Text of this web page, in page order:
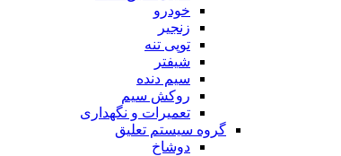
خودرو
زنجیر
توپی تنه
شیفتر
سیم دنده
روکش سیم
تعمیرات و نگهداری
گروه سیستم تعلیق
دوشاخ